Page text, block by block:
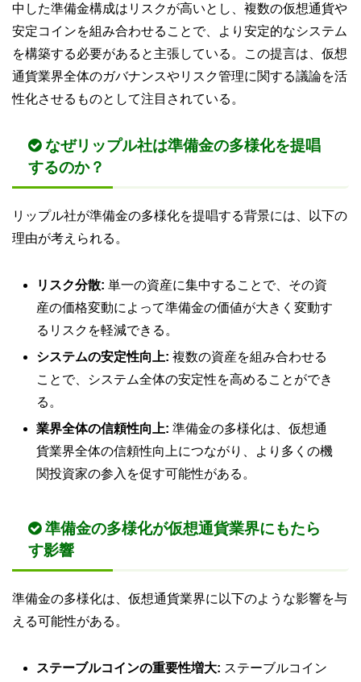
中した準備金構成はリスクが高いとし、複数の仮想通貨や
安定コインを組み合わせることで、より安定的なシステム
を構築する必要があると主張している。この提言は、仮想
通貨業界全体のガバナンスやリスク管理に関する議論を活
性化させるものとして注目されている。
なぜリップル社は準備金の多様化を提唱
するのか？
リップル社が準備金の多様化を提唱する背景には、以下の
理由が考えられる。
リスク分散: 単一の資産に集中することで、その資
産の価格変動によって準備金の価値が大きく変動す
るリスクを軽減できる。
システムの安定性向上: 複数の資産を組み合わせる
ことで、システム全体の安定性を高めることができ
る。
業界全体の信頼性向上: 準備金の多様化は、仮想通
貨業界全体の信頼性向上につながり、より多くの機
関投資家の参入を促す可能性がある。
準備金の多様化が仮想通貨業界にもたら
す影響
準備金の多様化は、仮想通貨業界に以下のような影響を与
える可能性がある。
ステーブルコインの重要性増大: ステーブルコイン